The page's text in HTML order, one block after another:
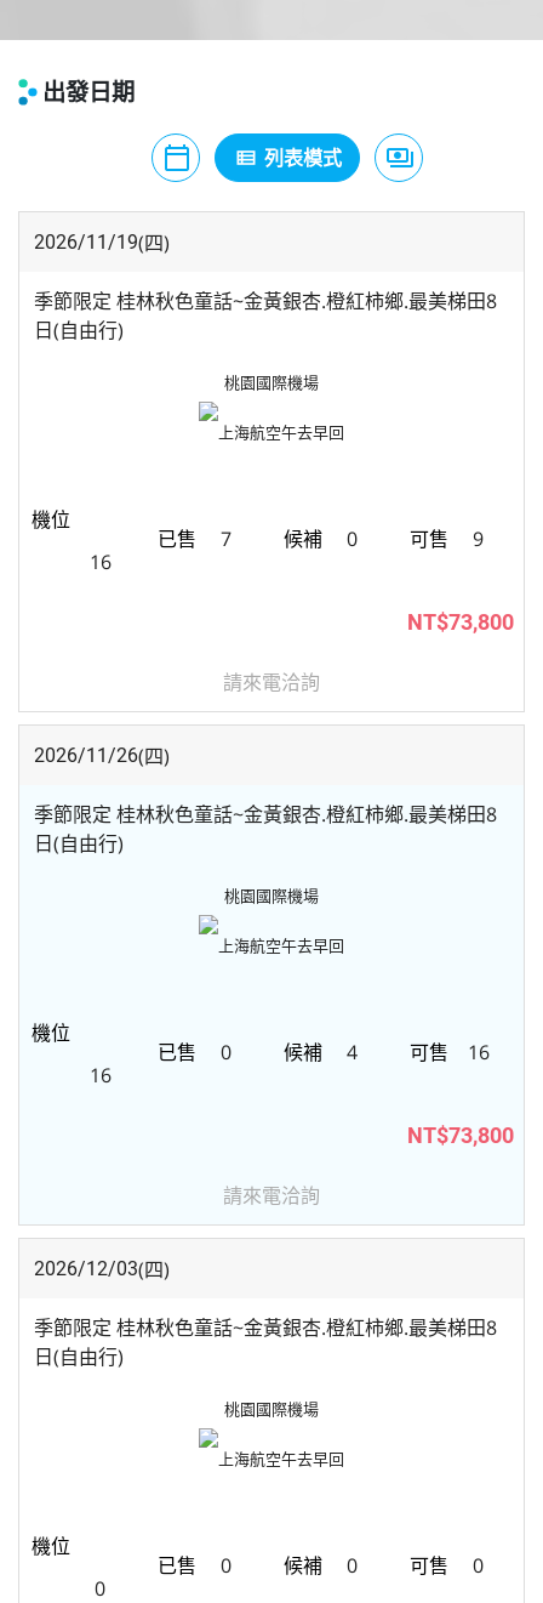
出發日期
calendar_today
月曆模式
view_list
列表模式 payments
價格模式
2026/11/19(四)
季節限定 桂林秋色童話~金黃銀杏.橙紅柿鄉.最美梯田8
日(自由行)
桃園國際機場
上海航空午去早回
16
7 0 9
NT$73,800
請來電洽詢
2026/11/26(四)
季節限定 桂林秋色童話~金黃銀杏.橙紅柿鄉.最美梯田8
日(自由行)
桃園國際機場
上海航空午去早回
16
0 4 16
NT$73,800
請來電洽詢
2026/12/03(四)
季節限定 桂林秋色童話~金黃銀杏.橙紅柿鄉.最美梯田8
日(自由行)
桃園國際機場
上海航空午去早回
0
0 0 0